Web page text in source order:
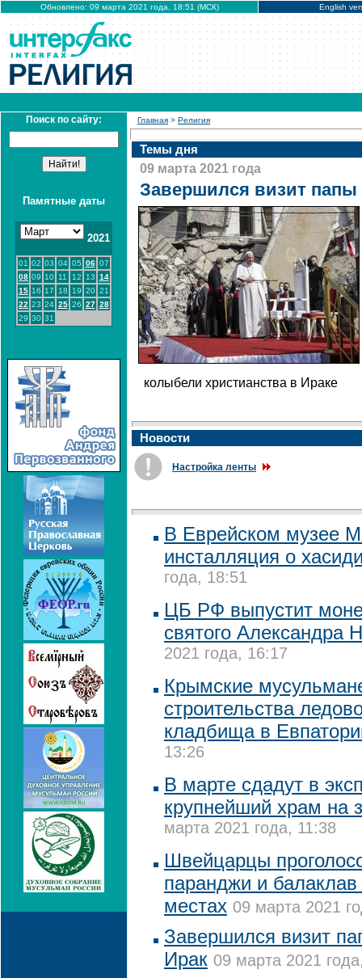
Обновлено: 09 марта 2021 года, 18:51 (МСК) English
Поиск по сайту:
Памятные даты
2021
01 02 03 04 05 06 07
08 09 10 11 12 13 14
15 16 17 18 19 20 21
22 23 24 25 26 27 28
29 30 31
Главная > Религия
Темы дня
09 марта 2021 года
Завершился визит
колыбели христианства в Ираке
Новости
Настройка ленты
В Еврейском музее
инсталляция о
года, 18:51
ЦБ РФ выпустит
святого Александра
2021 года, 16:17
Крымские
строительства
кладбища в
13:26
В марте сдадут в
крупнейший храм на
марта 2021 года, 11:38
Швейцарцы
паранджи и
местах 09 марта 2021
Завершился визит
Ирак 09 марта 2021